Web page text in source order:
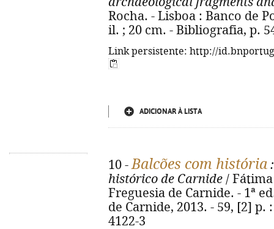
Rocha. - Lisboa : Banco de
il. ; 20 cm. - Bibliografia, p.
Link persistente: http://
ADICIONAR À LISTA
10 -Balcões com história
histórico de Carnide /
Freguesia de Carnide. - 1ª
de Carnide, 2013. - 59, [2] p.
4122-3